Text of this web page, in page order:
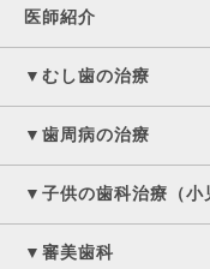
医師紹介
▼むし歯の治療
▼歯周病の治療
▼子供の歯科治療（小
▼審美歯科